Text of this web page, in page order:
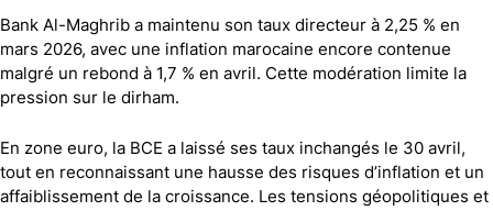
Bank Al-Maghrib a maintenu son taux directeur à 2,25 % en
mars 2026, avec une inflation marocaine encore contenue
malgré un rebond à 1,7 % en avril. Cette modération limite la
pression sur le dirham.
En zone euro, la BCE a laissé ses taux inchangés le 30 avril,
tout en reconnaissant une hausse des risques d’inflation et un
affaiblissement de la croissance. Les tensions géopolitiques et